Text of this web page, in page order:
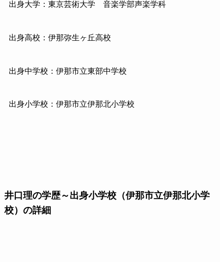
出身大学：東京芸術大学 音楽学部声楽学科
出身高校：伊那弥生ヶ丘高校
出身中学校：伊那市立東部中学校
出身小学校：伊那市立伊那北小学校
井口理の学歴～出身小学校（伊那市立伊那北小学
校）の詳細